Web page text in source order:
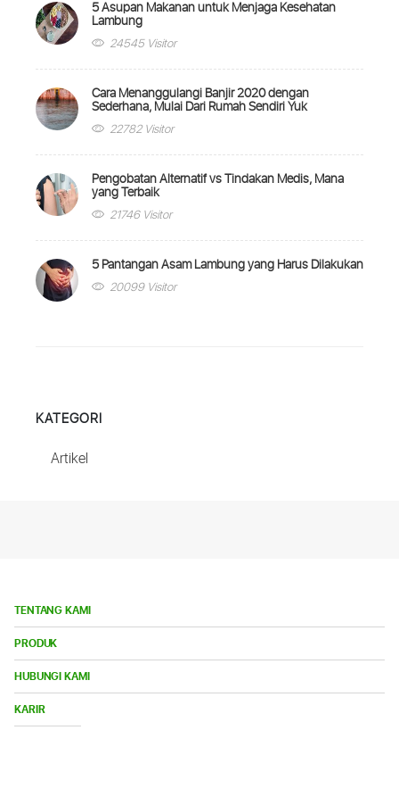
5 Asupan Makanan untuk Menjaga Kesehatan
Lambung
24545 Visitor
Cara Menanggulangi Banjir 2020 dengan
Sederhana, Mulai Dari Rumah Sendiri Yuk
22782 Visitor
Pengobatan Alternatif vs Tindakan Medis, Mana
yang Terbaik
21746 Visitor
5 Pantangan Asam Lambung yang Harus Dilakukan
20099 Visitor
KATEGORI
Artikel
TENTANG KAMI
PRODUK
HUBUNGI KAMI
KARIR